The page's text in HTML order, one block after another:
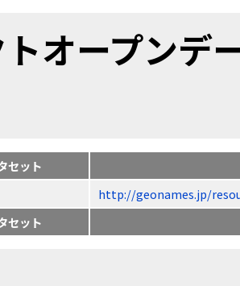
トオープン
セット
http://geonames.jp/
セット